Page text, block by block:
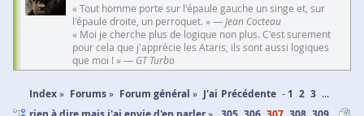
« Tout homme porte sur l'épaule gauche un singe et, sur
l'épaule droite, un perroquet. » — Jean Cocteau
« Moi je cherche plus de logique non plus. C'est surement
pour cela que j'apprécie les Ataris, ils sont aussi logiques
que moi ! » — GT Turbo
Index Forums Forum général
J'ai Précédente 1 2 3 ...